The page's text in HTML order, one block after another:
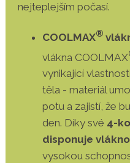
nejteplejším počasí.
COOLMAX®
vlákna COOLMAX
vynikající
těla - materiál
potu a zajistí, že
den. Díky své 4-
disponuje
vysokou